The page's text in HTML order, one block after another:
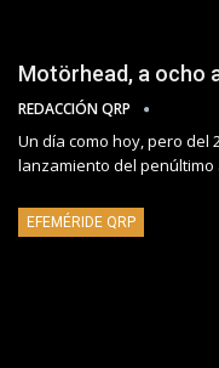
Motörhead, a ocho
REDACCIÓN QRP
Un día como hoy, pero del
lanzamiento del
EFEMÉRIDE QRP